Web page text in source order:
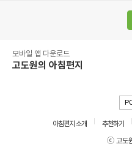
모바일 앱 다운로드
고도원의 아침편지
아침편지 소개 추천하기
ⓒ 고도